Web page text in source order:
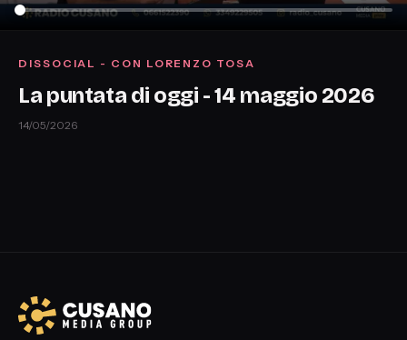
DISSOCIAL - CON LORENZO TOSA
La puntata di oggi - 14 maggio 2026
14/05/2026